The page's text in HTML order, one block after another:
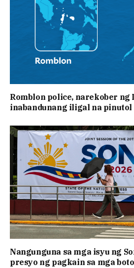
Romblon police, narekober ng
inabandunang iligal na pinutol
Nangunguna sa mga isyu ng
presyo ng pagkain sa mga